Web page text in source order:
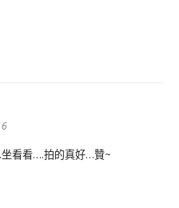
看看….拍的真好…贊~